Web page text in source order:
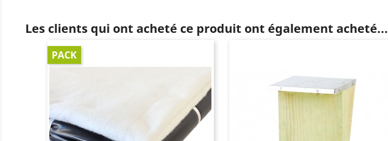
Les clients qui ont acheté ce produit ont également acheté...
PACK